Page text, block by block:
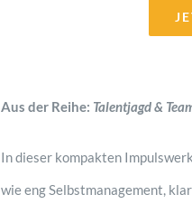
Aus der Reihe: Talentjagd &
In dieser kompakten
wie eng Selbstmanagement,